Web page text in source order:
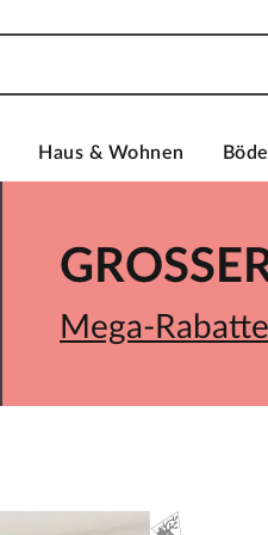
Haus & Wohnen
Mega-